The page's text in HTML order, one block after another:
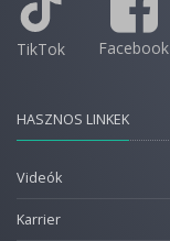
TikTok Facebook
HASZNOS LINKEK
Videók
Karrier